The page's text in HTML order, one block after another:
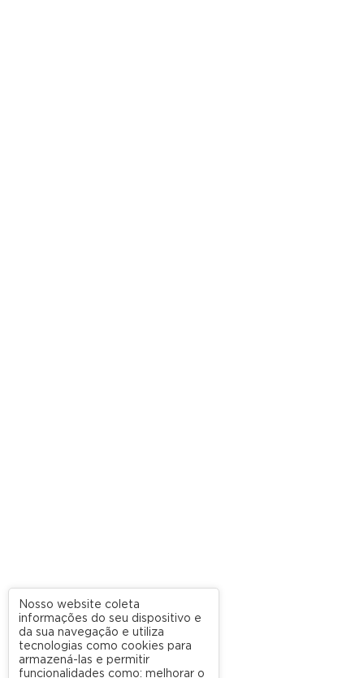
Nosso website coleta
informações do seu dispositivo e
da sua navegação e utiliza
tecnologias como cookies para
armazená-las e permitir
funcionalidades como: melhorar o